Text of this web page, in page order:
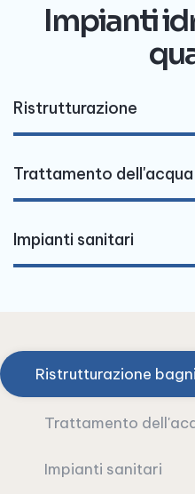
Impianti
Ristrutturazione
Trattamento dell'acqua
Impianti sanitari
Ristrutturazione bagni
Trattamento
Impianti sanitari